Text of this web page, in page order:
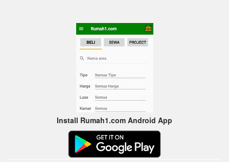
Install Rumah1.com Android App